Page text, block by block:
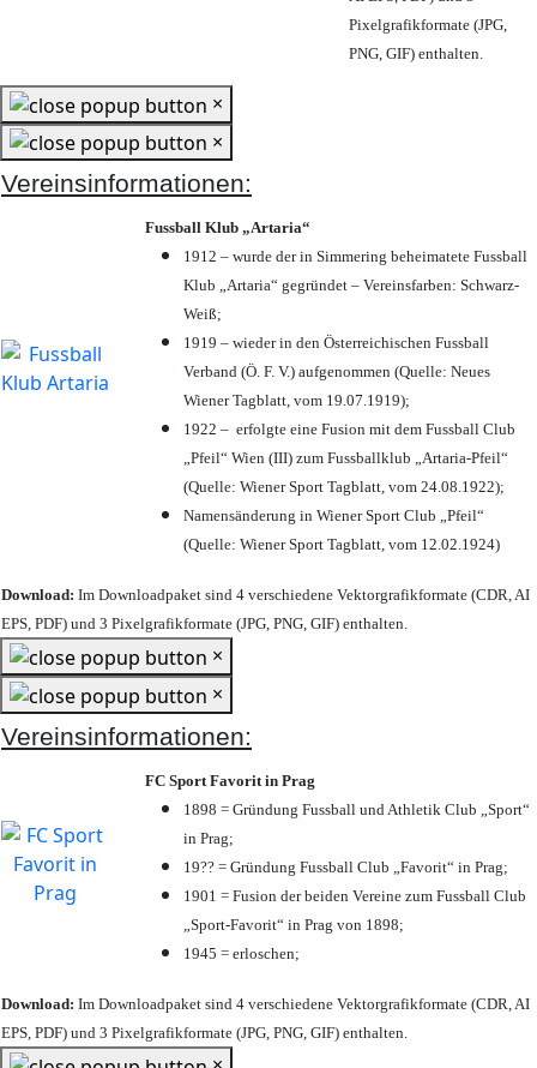
Pixelgrafikformate (JPG,
PNG, GIF) enthalten.
×
×
Vereinsinformationen:
Fussball Klub „Artaria“
1912 – wurde der in Simmering beheimatete Fussball
Klub „Artaria“ gegründet – Vereinsfarben: Schwarz-
Weiß;
1919 – wieder in den Österreichischen Fussball
Verband (Ö. F. V.) aufgenommen (Quelle: Neues
Wiener Tagblatt, vom 19.07.1919);
1922 – erfolgte eine Fusion mit dem Fussball Club
„Pfeil“ Wien (III) zum Fussballklub „Artaria-Pfeil“
(Quelle: Wiener Sport Tagblatt, vom 24.08.1922);
Namensänderung in Wiener Sport Club „Pfeil“
(Quelle: Wiener Sport Tagblatt, vom 12.02.1924)
Download: Im Downloadpaket sind 4 verschiedene Vektorgrafikformate (CDR, AI
EPS, PDF) und 3 Pixelgrafikformate (JPG, PNG, GIF) enthalten.
×
×
Vereinsinformationen:
FC Sport Favorit in Prag
1898 = Gründung Fussball und Athletik Club „Sport“
in Prag;
19?? = Gründung Fussball Club „Favorit“ in Prag;
1901 = Fusion der beiden Vereine zum Fussball Club
„Sport-Favorit“ in Prag von 1898;
1945 = erloschen;
Download: Im Downloadpaket sind 4 verschiedene Vektorgrafikformate (CDR, AI
EPS, PDF) und 3 Pixelgrafikformate (JPG, PNG, GIF) enthalten.